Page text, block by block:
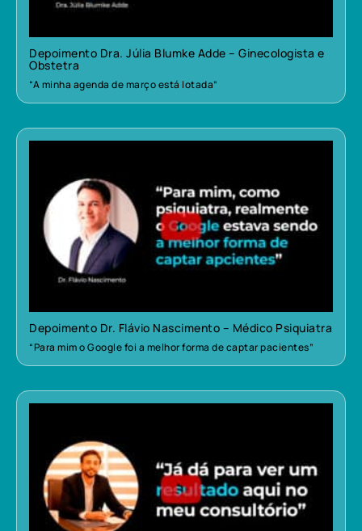
Depoimento Dra. Júlia Blumke Adde – Ginecologista e
Obstetra
“A minha agenda de março está lotada”
Depoimento Dr. Flávio Nascimento – Médico Psiquiatra
“Para mim o Google foi a melhor forma de captar pacientes”